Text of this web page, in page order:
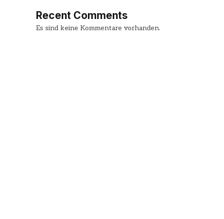
Recent Comments
Es sind keine Kommentare vorhanden.